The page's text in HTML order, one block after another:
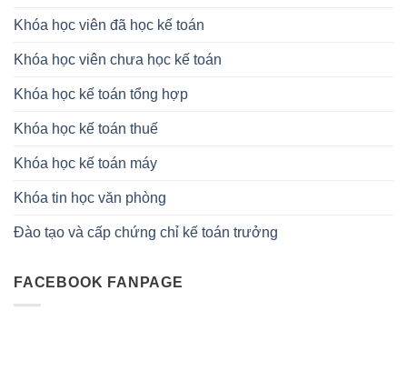
Khóa học viên đã học kế toán
Khóa học viên chưa học kế toán
Khóa học kế toán tổng hợp
Khóa học kế toán thuế
Khóa học kế toán máy
Khóa tin học văn phòng
Đào tạo và cấp chứng chỉ kế toán trưởng
FACEBOOK FANPAGE